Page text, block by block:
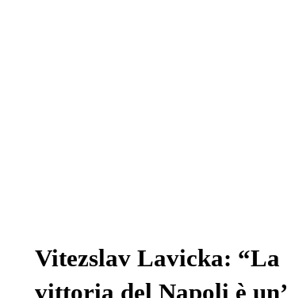
Vitezslav Lavicka: “La
vittoria del Napoli è un’